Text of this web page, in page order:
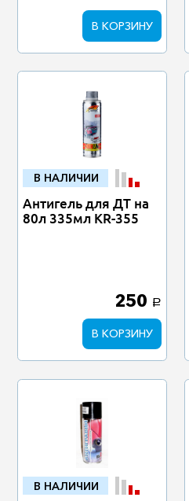
В КОРЗИНУ
В НАЛИЧИИ
Антигель для ДТ на
80л 335мл KR-355
250 a
В КОРЗИНУ
В НАЛИЧИИ